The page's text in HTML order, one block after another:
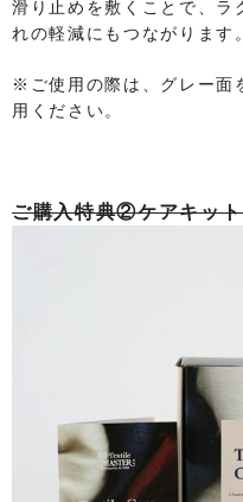
滑り止めを敷くことで、ラ
れの軽減にもつながります。
※ご使用の際は、グレー面
用ください。
ご購入特典②ケアキッ